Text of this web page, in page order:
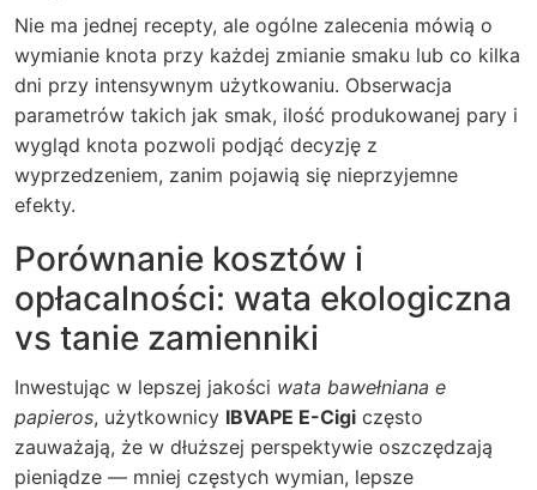
Nie ma jednej recepty, ale ogólne zalecenia mówią o
wymianie knota przy każdej zmianie smaku lub co kilka
dni przy intensywnym użytkowaniu. Obserwacja
parametrów takich jak smak, ilość produkowanej pary i
wygląd knota pozwoli podjąć decyzję z
wyprzedzeniem, zanim pojawią się nieprzyjemne
efekty.
Porównanie kosztów i
opłacalności: wata ekologiczna
vs tanie zamienniki
Inwestując w lepszej jakości wata bawełniana e
papieros, użytkownicy IBVAPE E-Cigi często
zauważają, że w dłuższej perspektywie oszczędzają
pieniądze — mniej częstych wymian, lepsze